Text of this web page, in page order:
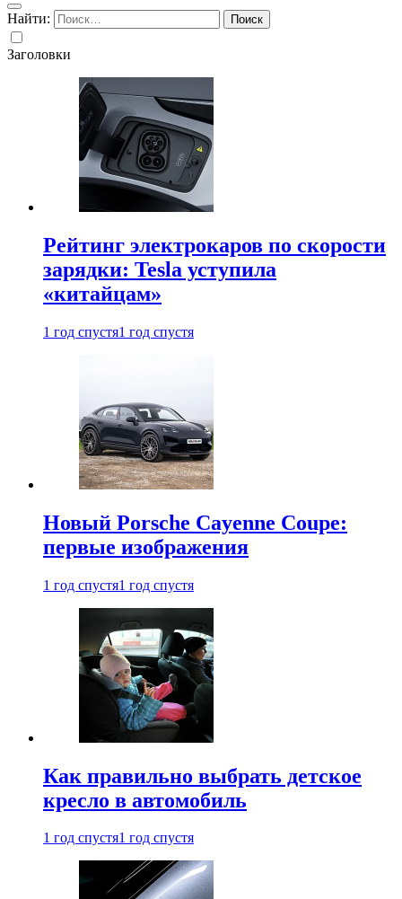
Найти:
Заголовки
Рейтинг электрокаров по скорости
зарядки: Tesla уступила
«китайцам»
1 год спустя1 год спустя
Новый Porsche Cayenne Coupe:
первые изображения
1 год спустя1 год спустя
Как правильно выбрать детское
кресло в автомобиль
1 год спустя1 год спустя